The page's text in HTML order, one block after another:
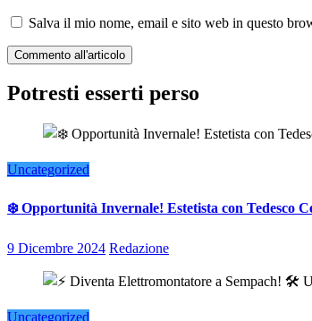
Salva il mio nome, email e sito web in questo
Potresti esserti perso
Uncategorized
❄️ Opportunità Invernale! Estetista con Tedesco
9 Dicembre 2024 Redazione
Uncategorized